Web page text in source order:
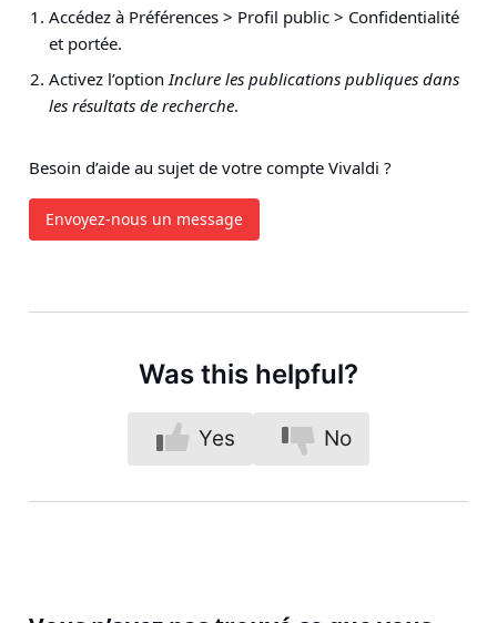
Accédez à Préférences > Profil public > Confidentialité
et portée.
Activez l’option Inclure les publications publiques dans
les résultats de recherche.
Besoin d’aide au sujet de votre compte Vivaldi ?
Envoyez-nous un message
Was this helpful?
Yes No